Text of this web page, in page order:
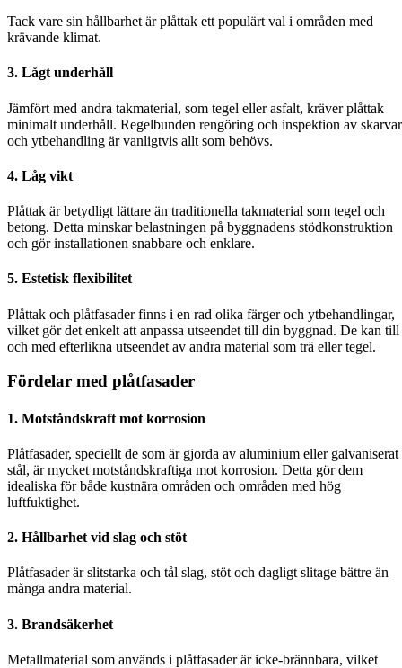
Tack vare sin hållbarhet är plåttak ett populärt val i områden med
krävande klimat.
3. Lågt underhåll
Jämfört med andra takmaterial, som tegel eller asfalt, kräver plåttak
minimalt underhåll. Regelbunden rengöring och inspektion av skarvar
och ytbehandling är vanligtvis allt som behövs.
4. Låg vikt
Plåttak är betydligt lättare än traditionella takmaterial som tegel och
betong. Detta minskar belastningen på byggnadens stödkonstruktion
och gör installationen snabbare och enklare.
5. Estetisk flexibilitet
Plåttak och plåtfasader finns i en rad olika färger och ytbehandlingar,
vilket gör det enkelt att anpassa utseendet till din byggnad. De kan till
och med efterlikna utseendet av andra material som trä eller tegel.
Fördelar med plåtfasader
1. Motståndskraft mot korrosion
Plåtfasader, speciellt de som är gjorda av aluminium eller galvaniserat
stål, är mycket motståndskraftiga mot korrosion. Detta gör dem
idealiska för både kustnära områden och områden med hög
luftfuktighet.
2. Hållbarhet vid slag och stöt
Plåtfasader är slitstarka och tål slag, stöt och dagligt slitage bättre än
många andra material.
3. Brandsäkerhet
Metallmaterial som används i plåtfasader är icke-brännbara, vilket